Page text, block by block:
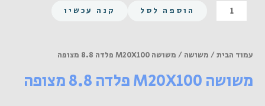
כמות
של
M20X100
8.8
הוספה לסל קנה עכשיו
עמוד הבית/ משושה / משושה M20X100 פלדה 8.8 מצופה
משושה M20X100 פלדה 8.8 מצופה